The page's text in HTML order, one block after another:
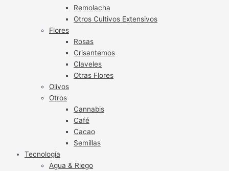
Remolacha
Otros Cultivos Extensivos
Flores
Rosas
Crisantemos
Claveles
Otras Flores
Olivos
Otros
Cannabis
Café
Cacao
Semillas
Tecnología
Agua & Riego